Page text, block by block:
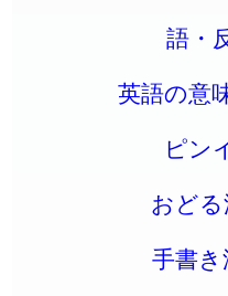
語・
英語の意
ピン
おど
手書